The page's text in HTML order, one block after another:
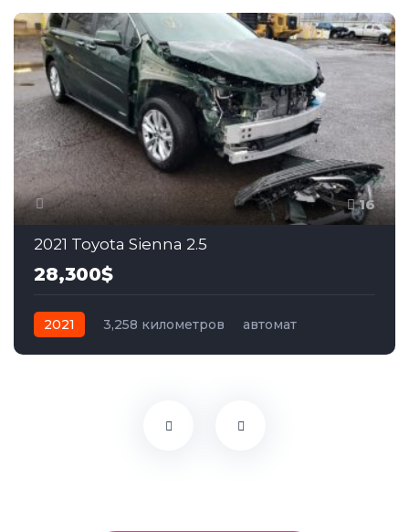
16
2021 Toyota Sienna 2.5
28,300$
2021 3,258 километров
автомат